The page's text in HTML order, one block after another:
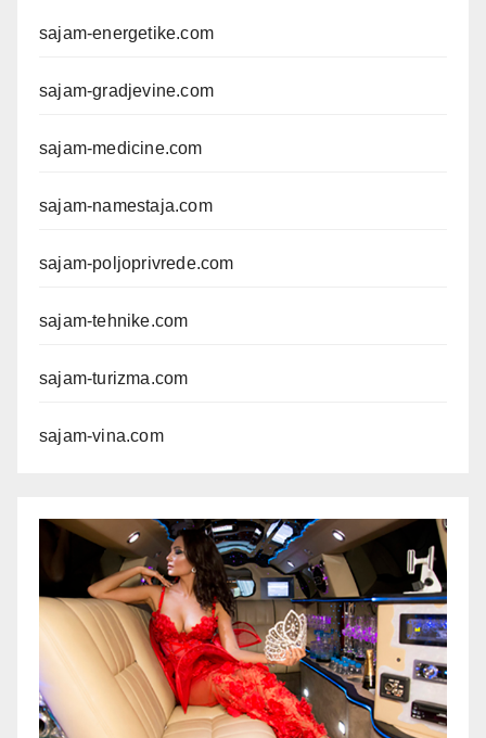
sajam-energetike.com
sajam-gradjevine.com
sajam-medicine.com
sajam-namestaja.com
sajam-poljoprivrede.com
sajam-tehnike.com
sajam-turizma.com
sajam-vina.com